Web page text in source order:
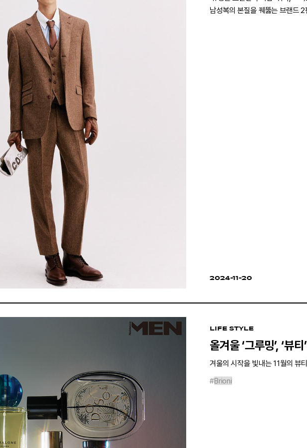
남성복의 본질을 꿰뚫는 브랜드 2
2024-11-20
LIFE STYLE
올겨울 ‘그루밍’, ‘뷰
겨울의 시작을 빛내는 11월의 뷰
#Brioni